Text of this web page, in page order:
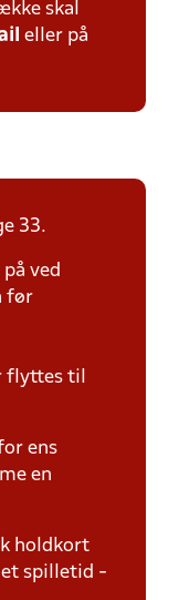
skal
eller på
33.
ved
før
flyttes til
ens
en
holdkort
spilletid -